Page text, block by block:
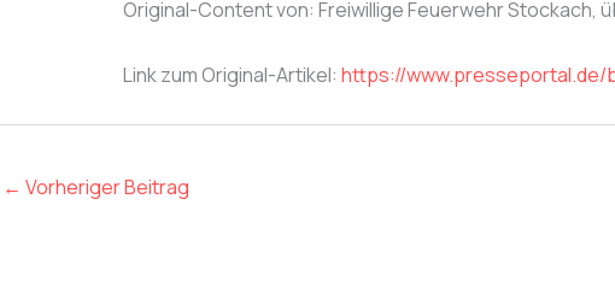
Original-Content von: Freiwillige Feuerwehr Stockach,
Link zum Original-Artikel: https://www.presseportal.de/
← Vorheriger Beitrag